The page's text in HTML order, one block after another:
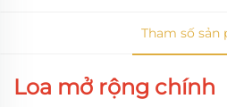
Tham số sản
Loa mở rộng chính